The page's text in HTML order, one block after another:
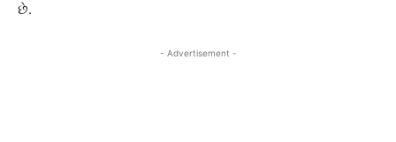
છે.
- Advertisement -